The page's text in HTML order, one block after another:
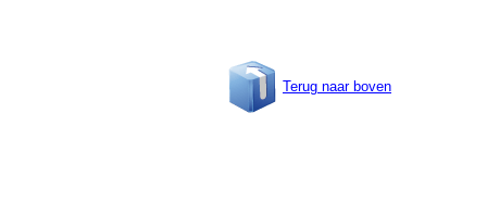
Terug naar boven